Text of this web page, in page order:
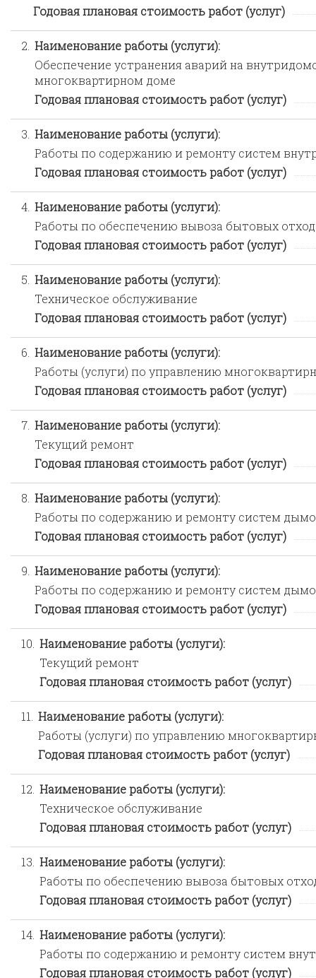
Годовая плановая стоимость работ (услуг)
2. Наименование работы (услуги):
Обеспечение устранения аварий на
многоквартирном доме
Годовая плановая стоимость работ (услуг)
3. Наименование работы (услуги):
Работы по содержанию и ремонту систем
Годовая плановая стоимость работ (услуг)
4. Наименование работы (услуги):
Работы по обеспечению вывоза бытовых
Годовая плановая стоимость работ (услуг)
5. Наименование работы (услуги):
Техническое обслуживание
Годовая плановая стоимость работ (услуг)
6. Наименование работы (услуги):
Работы (услуги) по управлению
Годовая плановая стоимость работ (услуг)
7. Наименование работы (услуги):
Текущий ремонт
Годовая плановая стоимость работ (услуг)
8. Наименование работы (услуги):
Работы по содержанию и ремонту систем
Годовая плановая стоимость работ (услуг)
9. Наименование работы (услуги):
Работы по содержанию и ремонту систем
Годовая плановая стоимость работ (услуг)
10. Наименование работы (услуги):
Текущий ремонт
Годовая плановая стоимость работ (услуг)
11.
Наименование работы (услуги):
Работы (услуги) по управлению
Годовая плановая стоимость работ (услуг)
12. Наименование работы (услуги):
Техническое обслуживание
Годовая плановая стоимость работ (услуг)
13. Наименование работы (услуги):
Работы по обеспечению вывоза бытовых
Годовая плановая стоимость работ (услуг)
14. Наименование работы (услуги):
Работы по содержанию и ремонту систем
Годовая плановая стоимость работ (услуг)